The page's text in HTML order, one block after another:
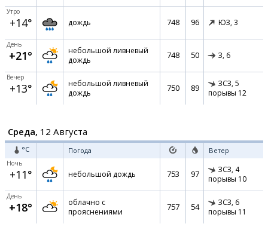
Утро
+14° дождь 748 96 ЮЗ, 3
День
+21°
небольшой ливневый
дождь
748 50 З, 6
Вечер
+13°
небольшой ливневый
дождь
750 89 ЗСЗ, 5
порывы 12
Среда, 12 Августа
°C Погода Ветер
Ночь
+11° небольшой дождь 753 97 ЗСЗ, 4
порывы 10
День
+18°
облачно с
прояснениями
757 54 ЗСЗ, 6
порывы 11